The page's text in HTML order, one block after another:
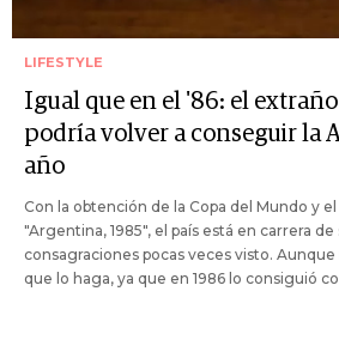
LIFESTYLE
Igual que en el '86: el
podría volver a conseguir la
año
Con la obtención de la Copa del Mundo y
"Argentina, 1985", el país está en carrera
consagraciones pocas veces visto.
que lo haga, ya que en 1986 lo consiguió